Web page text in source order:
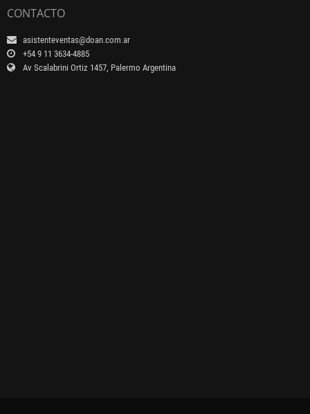
CONTACTO
asistenteventas@doan.com.ar
+54 9 11 3634-4885
Av Scalabrini Ortiz 1457, Palermo Argentina